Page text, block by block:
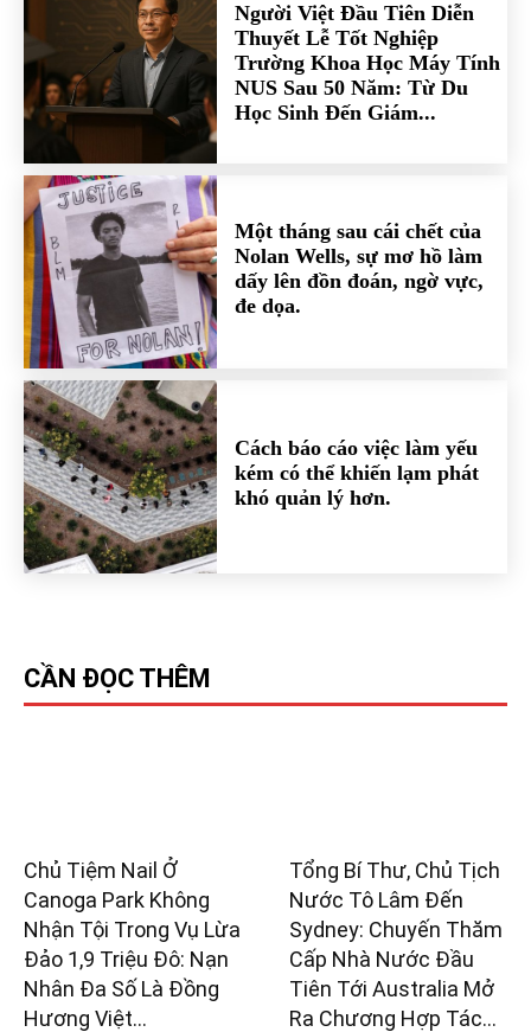
Người Việt Đầu Tiên Diễn
Thuyết Lễ Tốt Nghiệp
Trường Khoa Học Máy Tính
NUS Sau 50 Năm: Từ Du
Học Sinh Đến Giám...
Một tháng sau cái chết của
Nolan Wells, sự mơ hồ làm
dấy lên đồn đoán, ngờ vực,
đe dọa.
Cách báo cáo việc làm yếu
kém có thể khiến lạm phát
khó quản lý hơn.
CẦN ĐỌC THÊM
Chủ Tiệm Nail Ở
Canoga Park Không
Nhận Tội Trong Vụ Lừa
Đảo 1,9 Triệu Đô: Nạn
Nhân Đa Số Là Đồng
Hương Việt...
Tổng Bí Thư, Chủ Tịch
Nước Tô Lâm Đến
Sydney: Chuyến Thăm
Cấp Nhà Nước Đầu
Tiên Tới Australia Mở
Ra Chương Hợp Tác...